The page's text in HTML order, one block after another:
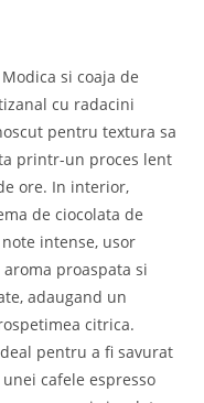
si coaja de
cu radacini
pentru textura sa
printr-un proces lent
ore. In interior,
de ciocolata de
intense, usor
proaspata si
adaugand un
citrica.
pentru a fi savurat
cafele espresso